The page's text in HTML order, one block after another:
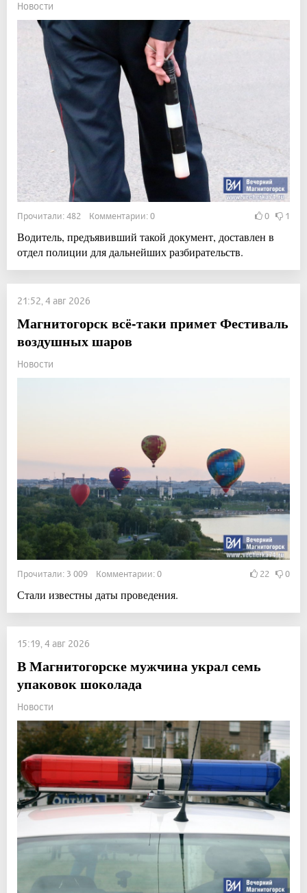
Новости
Прочитали: 482 Комментарии: 0 0 1
Водитель, предъявивший такой документ, доставлен в
отдел полиции для дальнейших разбирательств.
21:52, 4 авг 2026
Магнитогорск всё-таки примет Фестиваль
воздушных шаров
Новости
Прочитали: 3 009 Комментарии: 0 22 0
Стали известны даты проведения.
15:19, 4 авг 2026
В Магнитогорске мужчина украл семь
упаковок шоколада
Новости